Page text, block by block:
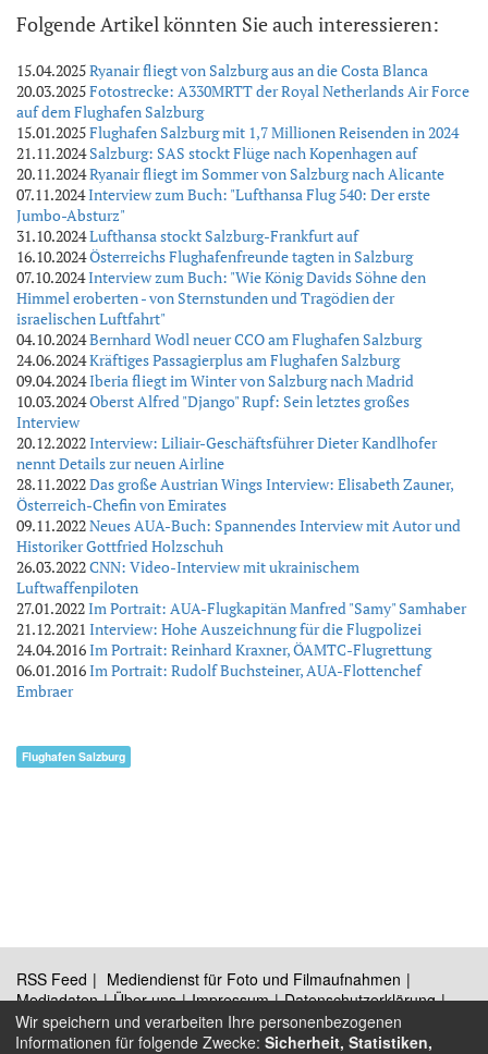
Folgende Artikel könnten Sie auch interessieren:
15.04.2025Ryanair fliegt von Salzburg aus an die Costa Blanca
20.03.2025Fotostrecke: A330MRTT der Royal Netherlands Air Force
auf dem Flughafen Salzburg
15.01.2025Flughafen Salzburg mit 1,7 Millionen Reisenden in 2024
21.11.2024Salzburg: SAS stockt Flüge nach Kopenhagen auf
20.11.2024Ryanair fliegt im Sommer von Salzburg nach Alicante
07.11.2024Interview zum Buch: "Lufthansa Flug 540: Der erste
Jumbo-Absturz"
31.10.2024Lufthansa stockt Salzburg-Frankfurt auf
16.10.2024Österreichs Flughafenfreunde tagten in Salzburg
07.10.2024Interview zum Buch: "Wie König Davids Söhne den
Himmel eroberten - von Sternstunden und Tragödien der
israelischen Luftfahrt"
04.10.2024Bernhard Wodl neuer CCO am Flughafen Salzburg
24.06.2024Kräftiges Passagierplus am Flughafen Salzburg
09.04.2024Iberia fliegt im Winter von Salzburg nach Madrid
10.03.2024Oberst Alfred "Django" Rupf: Sein letztes großes
Interview
20.12.2022Interview: Liliair-Geschäftsführer Dieter Kandlhofer
nennt Details zur neuen Airline
28.11.2022Das große Austrian Wings Interview: Elisabeth Zauner,
Österreich-Chefin von Emirates
09.11.2022Neues AUA-Buch: Spannendes Interview mit Autor und
Historiker Gottfried Holzschuh
26.03.2022CNN: Video-Interview mit ukrainischem
Luftwaffenpiloten
27.01.2022Im Portrait: AUA-Flugkapitän Manfred "Samy" Samhaber
21.12.2021 Interview: Hohe Auszeichnung für die Flugpolizei
24.04.2016Im Portrait: Reinhard Kraxner, ÖAMTC-Flugrettung
06.01.2016Im Portrait: Rudolf Buchsteiner, AUA-Flottenchef
Embraer
Flughafen Salzburg
RSS Feed
Mediendienst für Foto und Filmaufnahmen
Mediadaten
Über uns Impressum
Datenschutzerklärung
Kontakt
Wir speichern und verarbeiten Ihre personenbezogenen
Informationen für folgende Zwecke: Sicherheit, Statistiken,